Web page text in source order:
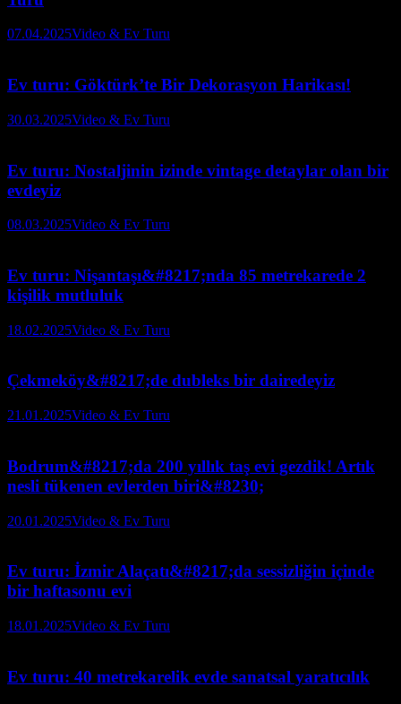
07.04.2025Video & Ev Turu
Ev turu: Göktürk’te Bir Dekorasyon Harikası!
30.03.2025Video & Ev Turu
Ev turu: Nostaljinin izinde vintage detaylar olan bir
evdeyiz
08.03.2025Video & Ev Turu
Ev turu: Nişantaşı&#8217;nda 85 metrekarede 2
kişilik mutluluk
18.02.2025Video & Ev Turu
Çekmeköy&#8217;de dubleks bir dairedeyiz
21.01.2025Video & Ev Turu
Bodrum&#8217;da 200 yıllık taş evi gezdik! Artık
nesli tükenen evlerden biri&#8230;
20.01.2025Video & Ev Turu
Ev turu: İzmir Alaçatı&#8217;da sessizliğin içinde
bir haftasonu evi
18.01.2025Video & Ev Turu
Ev turu: 40 metrekarelik evde sanatsal yaratıcılık